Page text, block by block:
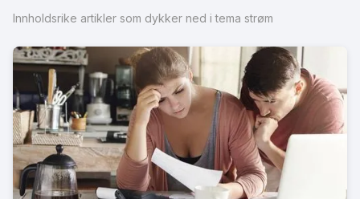
Innholdsrike artikler som dykker ned i tema strøm